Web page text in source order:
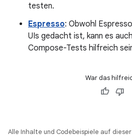
testen.
Espresso: Obwohl
UIs gedacht ist, kann es
Compose-Tests hilfreich
War das
Alle Inhalte und Codebeispiele auf